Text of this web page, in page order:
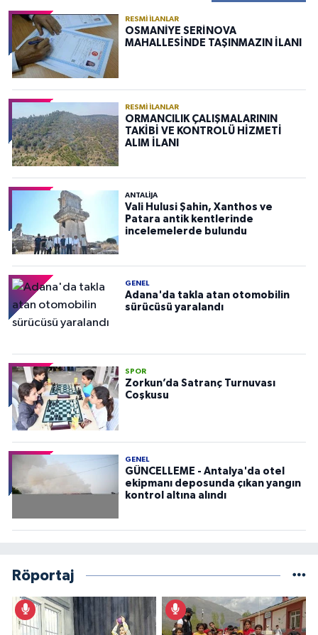
RESMI İLANLAR
OSMANİYE SERİNOVA
MAHALLESİNDE TAŞINMAZIN İLANI
RESMI İLANLAR
ORMANCILIK ÇALIŞMALARININ
TAKİBİ VE KONTROLÜ HİZMETİ
ALIM İLANI
ANTALIJA
Vali Hulusi Şahin, Xanthos ve
Patara antik kentlerinde
incelemelerde bulundu
GENEL
Adana'da takla atan otomobilin
sürücüsü yaralandı
SPOR
Zorkun’da Satranç Turnuvası
Coşkusu
GENEL
GÜNCELLEME - Antalya'da otel
ekipmanı deposunda çıkan yangın
kontrol altına alındı
Röportaj